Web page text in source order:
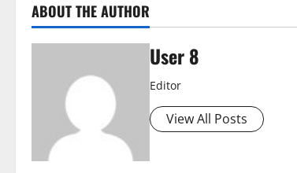
ABOUT THE AUTHOR
User 8
Editor
View All Posts